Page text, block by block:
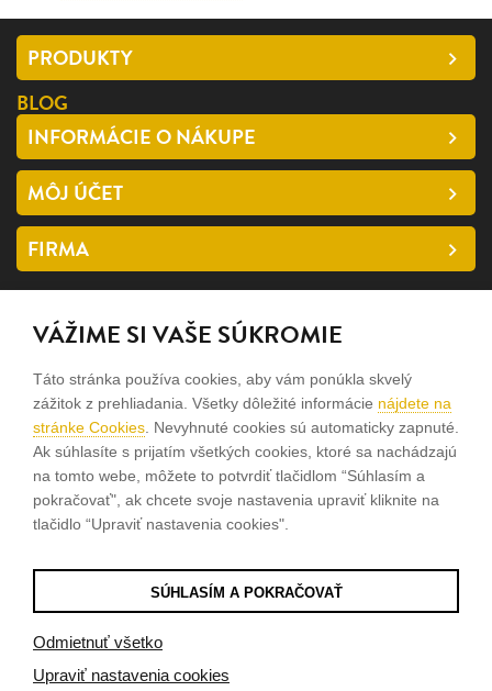
PRODUKTY
BLOG
INFORMÁCIE O NÁKUPE
MÔJ ÚČET
FIRMA
SLEDUJTE NÁS
facebook
instagram
Sme rodinná firma a zameriavame sa na predaj hodiniek a
šperkov od roku 1994.
Pozrite sa na naše ďaľšie web stránky.
© 2026Tvorba e-shopov
Sme registrovaní napuncovom úrade SR
VÁŽIME SI VAŠE SÚKROMIE
Táto stránka používa cookies, aby vám ponúkla skvelý
zážitok z prehliadania. Všetky dôležité informácie nájdete na
stránke Cookies . Nevyhnuté cookies sú automaticky zapnuté.
Ak súhlasíte s prijatím všetkých cookies, ktoré sa nachádzajú
na tomto webe, môžete to potvrdiť tlačidlom “Súhlasím a
pokračovať", ak chcete svoje nastavenia upraviť kliknite na
tlačidlo “Upraviť nastavenia cookies".
SÚHLASÍM A POKRAČOVAŤ
Odmietnuť všetko
Upraviť nastavenia cookies